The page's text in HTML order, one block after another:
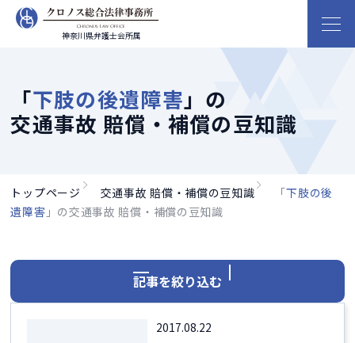
神奈川県弁護士会所属
「下肢の後遺障害 」の
交通事故 賠償・補償の豆知識
トップページ 交通事故 賠償・補償の豆知識 「下肢の後
遺障害 」の交通事故 賠償・補償の豆知識
2017.08.22
記事を絞り込む